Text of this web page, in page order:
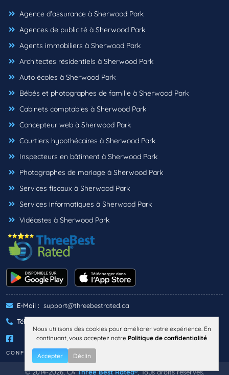
Agence d'assurance à Sherwood Park
Agences de publicité à Sherwood Park
Agents immobiliers à Sherwood Park
Architectes résidentiels à Sherwood Park
Auto écoles à Sherwood Park
Bébés et photographes de famille à Sherwood Park
Cabinets comptables à Sherwood Park
Concepteur web à Sherwood Park
Courtiers hypothécaires à Sherwood Park
Inspecteurs en bâtiment à Sherwood Park
Photographes de mariage à Sherwood Park
Services fiscaux à Sherwood Park
Services informatiques à Sherwood Park
Vidéastes à Sherwood Park
E-Mail : support@threebestrated.ca
Téléphone :
CONFIDENTIALITÉ TERMES
© 2014-2026, CAThree Best Rated®, Tous droits réservés.
Nous utilisons des cookies pour améliorer votre expérience. En
continuant, vous acceptez notre Politique de confidentialité
Accepter Déclin